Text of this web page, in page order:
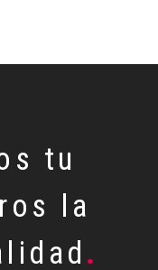
tu
la
.